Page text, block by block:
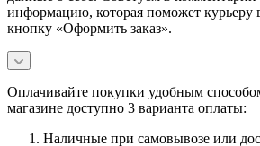
информацию, которая поможет курьеру
кнопку «Оформить заказ».
Оплачивайте покупки удобным
магазине доступно 3 варианта оплаты:
Наличные при самовывозе или